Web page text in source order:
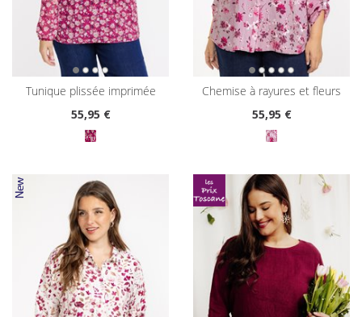
tunique plissée imprimée
55,95 €
chemise à rayures et fleurs
55,95 €